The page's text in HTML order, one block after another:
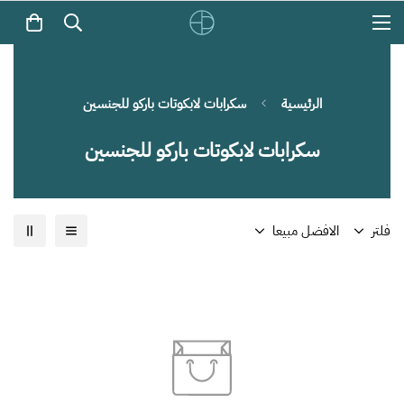
الرئيسية سكرابات لابكوتات باركو للجنسين
سكرابات لابكوتات باركو للجنسين
فلتر الافضل مبيعا